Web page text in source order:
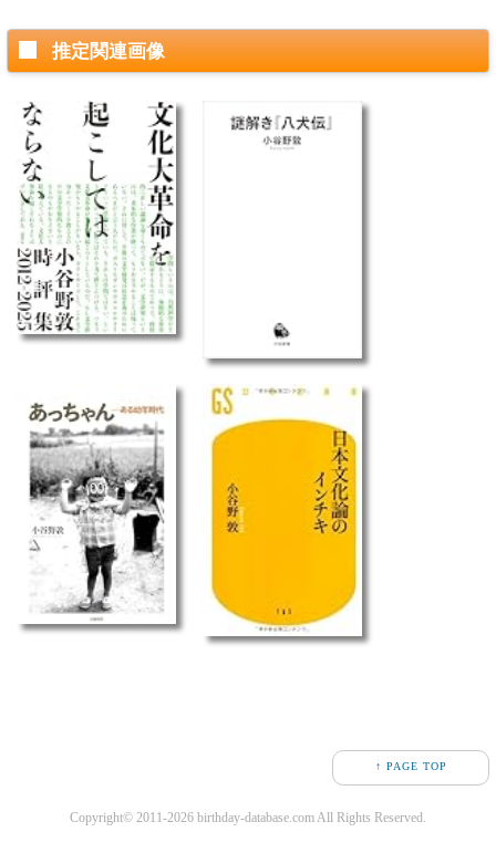
推定関連画像
↑ PAGE TOP
Copyright© 2011-2026 birthday-database.com All Rights Reserved.